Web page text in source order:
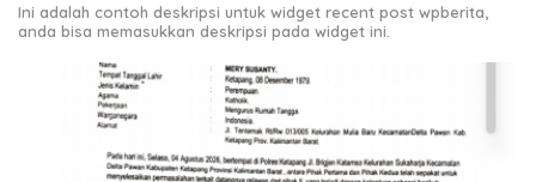
Ini adalah contoh deskripsi untuk widget recent post wpberita,
anda bisa memasukkan deskripsi pada widget ini.